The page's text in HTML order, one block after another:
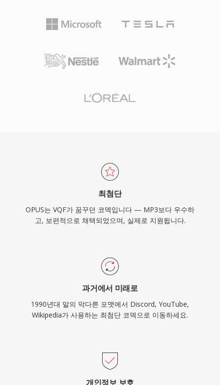
매력적으로 만듭니다. 완전한 무로열티 오픈소스
로 독점 코덱을 가로막는 라이선스 장벽을 제거합
질을 달성하고 동일 레이트에서 AAC를 능가합니
되어 있습니다. WhatsApp, Discord, Zoom,
최첨단
OPUS는 VQF가 꿈꾸던 코덱입니다 — MP3보다 우수하
고, 보편적으로 채택되었으며, 실제로 지원됩니다.
과거에서 미래로
1990년대 말의 막다른 포맷에서 Discord, YouTube,
Wikipedia가 사용하는 최첨단 코덱으로 이동하세요.
개인정보 보호